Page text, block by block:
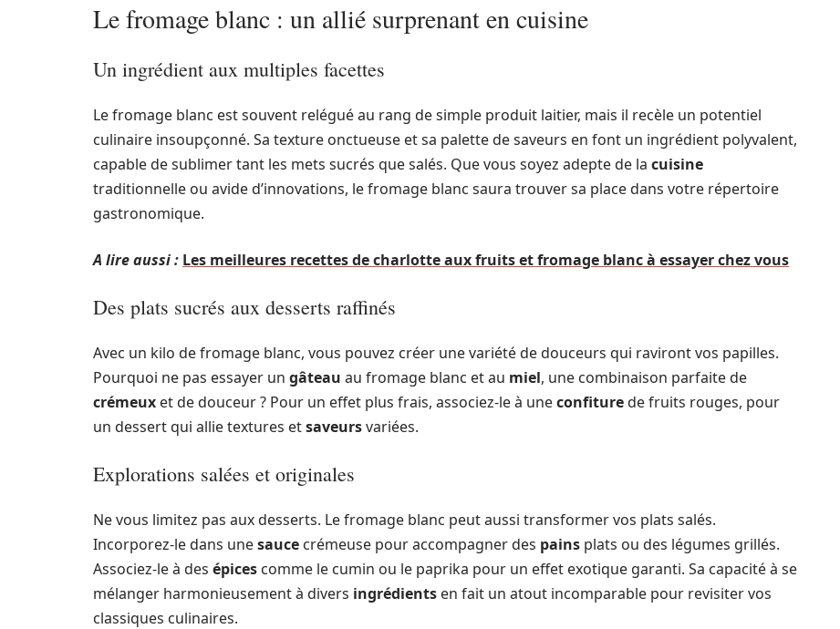
Le fromage blanc : un allié surprenant en cuisine
Un ingrédient aux multiples facettes
Le fromage blanc est souvent relégué au rang de simple produit laitier, mais il recèle un potentiel
culinaire insoupçonné. Sa texture onctueuse et sa palette de saveurs en font un ingrédient polyvalent,
capable de sublimer tant les mets sucrés que salés. Que vous soyez adepte de la cuisine
traditionnelle ou avide d’innovations, le fromage blanc saura trouver sa place dans votre répertoire
gastronomique.
A lire aussi : Les meilleures recettes de charlotte aux fruits et fromage blanc à essayer chez vous
Des plats sucrés aux desserts raffinés
Avec un kilo de fromage blanc, vous pouvez créer une variété de douceurs qui raviront vos papilles.
Pourquoi ne pas essayer un gâteau au fromage blanc et au miel, une combinaison parfaite de
crémeux et de douceur ? Pour un effet plus frais, associez-le à uneconfiturede fruits rouges, pour
un dessert qui allie textures etsaveursvariées.
Explorations salées et originales
Ne vous limitez pas aux desserts. Le fromage blanc peut aussi transformer vos plats salés.
Incorporez-le dans unesauce crémeuse pour accompagner des pains plats ou des légumes grillés.
Associez-le à des épices comme le cumin ou le paprika pour un effet exotique garanti. Sa capacité à se
mélanger harmonieusement à divers ingrédients en fait un atout incomparable pour revisiter vos
classiques culinaires.